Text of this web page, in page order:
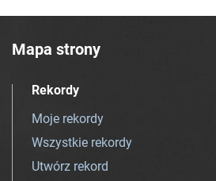
Mapa strony
Rekordy
Moje rekordy
Wszystkie rekordy
Utwórz rekord